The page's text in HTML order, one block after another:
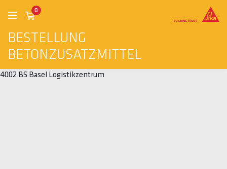
BESTELLUNG
BETONZUSATZMITTEL
0
4002 BS Basel Logistikzentrum